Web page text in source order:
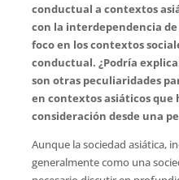
conductual a contextos
con la interdependencia
foco en los contextos
conductual. ¿Podría
son otras peculiaridades
en contextos asiáticos
consideración desde una
Aunque la sociedad asiática,
generalmente como una